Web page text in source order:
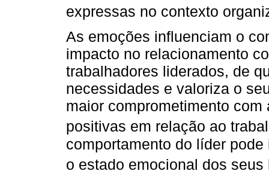
expressas no contexto
As emoções influenciam o
impacto no relacionamento
trabalhadores liderados, de
necessidades e valoriza o
maior comprometimento
positivas em relação ao
comportamento do líder
o estado emocional dos seus